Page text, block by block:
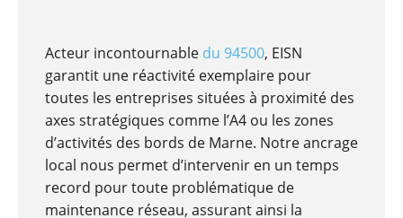
Acteur incontournable du 94500, EISN
garantit une réactivité exemplaire pour
toutes les entreprises situées à proximité des
axes stratégiques comme l’A4 ou les zones
d’activités des bords de Marne. Notre ancrage
local nous permet d’intervenir en un temps
record pour toute problématique de
maintenance réseau, assurant ainsi la